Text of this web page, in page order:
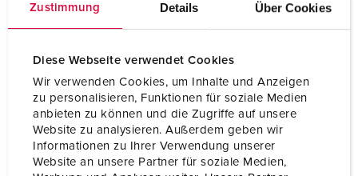
Zustimmung Details Über Cookies
Diese Webseite verwendet Cookies
Wir verwenden Cookies, um Inhalte und Anzeigen
zu personalisieren, Funktionen für soziale Medien
anbieten zu können und die Zugriffe auf unsere
Website zu analysieren. Außerdem geben wir
Informationen zu Ihrer Verwendung unserer
Website an unsere Partner für soziale Medien,
Voltage 400 V
Aansluittechniek
zonder schroeven,
TwinCONTACT
Contacten standaard
NAAR HET PRODUCT